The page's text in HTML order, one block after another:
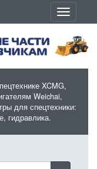
Toggle
XCMG,
Weichai,
для спецтехники:
гидравлика.